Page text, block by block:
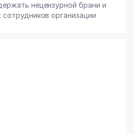
нецензурной брани и
организации